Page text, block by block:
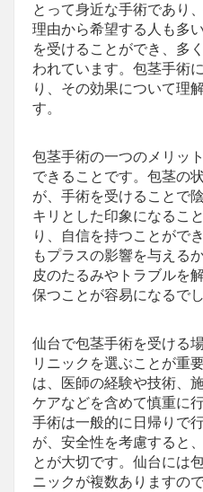
とって身近な手術であり
理由から希望する人も多
を受けることができ、多
われています。包茎手術
り、その効果について理
す。
包茎手術の一つのメリッ
できることです。包茎の
が、手術を受けることで
キリとした印象になるこ
り、自信を持つことがで
もプラスの影響を与える
皮のたるみやトラブルを
保つことが容易になるでし
仙台で包茎手術を受ける
リニックを選ぶことが重
は、医師の経験や技術、
ケアなどを含めて慎重に
手術は一般的に日帰りで
が、安全性を考慮すると
とが大切です。仙台には
ニックが複数ありますの